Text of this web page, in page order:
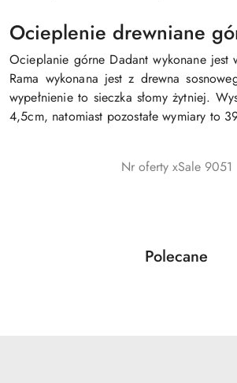
Ocieplenie drewniane
Ocieplanie górne Dadant wykonane jest
Rama wykonana jest z drewna
wypełnienie to sieczka słomy żytniej.
4,5cm, natomiast pozostałe wymiary to
Nr oferty xSale 9051
Pomiń karuzelę produktów
Produkty
Polecane